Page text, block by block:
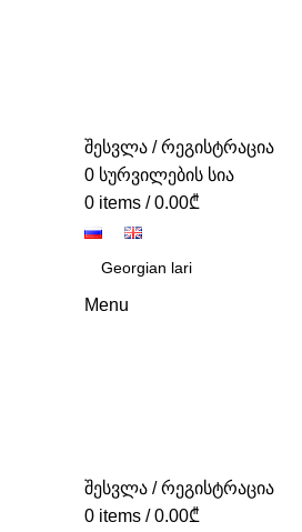
შესვლა / რეგისტრაცია
0 სურვილების სია
0 items / 0.00₾
Menu
შესვლა / რეგისტრაცია
0 items / 0.00₾